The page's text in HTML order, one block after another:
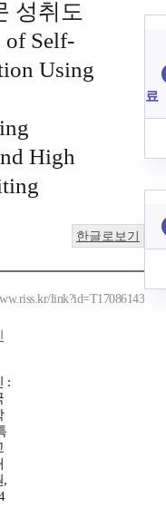
성취도
of Self-
Using
High
한글로보기
link?id=T17086143
:
,
료